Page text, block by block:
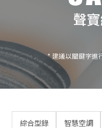
聲
* 建議以關鍵字進
綜合型錄 智慧空調